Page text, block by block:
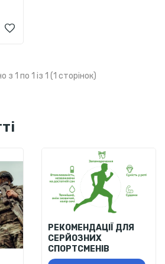
з 1 по 1 із 1 (1 сторінок)
РЕКОМЕНДАЦІЇ ДЛЯ
СЕРЙОЗНИХ
СПОРТСМЕНІВ